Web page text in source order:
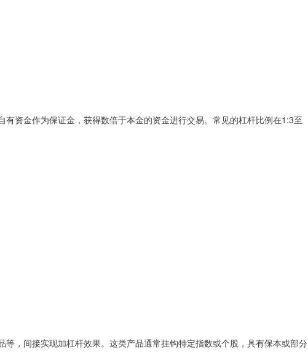
资金作为保证金，获得数倍于本金的资金进行交易。常见的杠杆比例在1:3至
，间接实现加杠杆效果。这类产品通常挂钩特定指数或个股，具有保本或部分